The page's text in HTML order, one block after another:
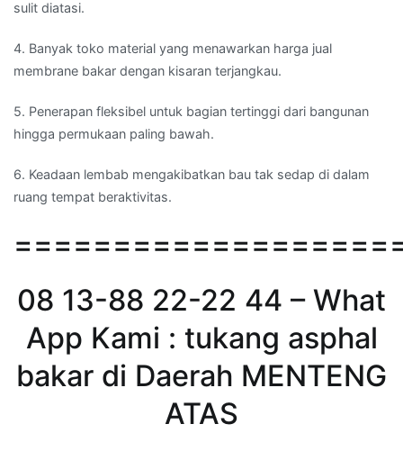
sulit diatasi.
4. Banyak toko material yang menawarkan harga jual
membrane bakar dengan kisaran terjangkau.
5. Penerapan fleksibel untuk bagian tertinggi dari bangunan
hingga permukaan paling bawah.
6. Keadaan lembab mengakibatkan bau tak sedap di dalam
ruang tempat beraktivitas.
08 13-88 22-22 44 – What
App Kami : tukang asphal
bakar di Daerah MENTENG
ATAS